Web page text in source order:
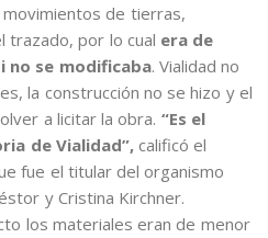
de tierras,
trazado, por lo cual era de
no se modificaba. Vialidad no
la construcción no se hizo y el
a licitar la obra. “Es el
de Vialidad”,calificó el
fue el titular del organismo
y Cristina Kirchner.
los materiales eran de menor